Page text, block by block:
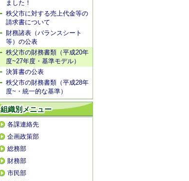
ました！
秩父市に対する売上代金等の
請求書について
財務諸表（バランスシート
等）の公表
秩父市の財務書類（平成20年
度~27年度・基準モデル）
決算書の公表
秩父市の財務書類（平成28年
度~・統一的な基準）
組織別メニュー
各課連絡先
企画政策部
総務部
財務部
市民部